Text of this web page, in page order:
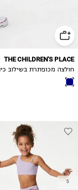
THE CHILDREN'S PLACE
חולצה מכופתרת בשילוב
5